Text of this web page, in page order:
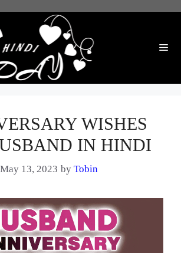
WISHES
IN HINDI
May 13, 2023 by Tobin